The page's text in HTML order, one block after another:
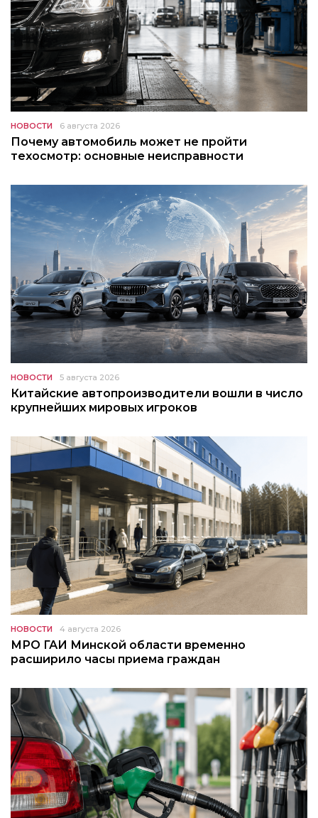
НОВОСТИ 6 августа 2026
Почему автомобиль может не пройти
техосмотр: основные неисправности
НОВОСТИ 5 августа 2026
Китайские автопроизводители вошли в число
крупнейших мировых игроков
НОВОСТИ 4 августа 2026
МРО ГАИ Минской области временно
расширило часы приема граждан